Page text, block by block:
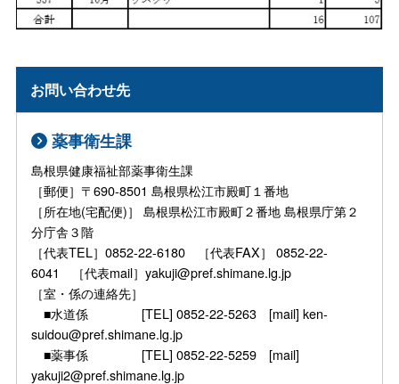
お問い合わせ先
薬事衛生課
島根県健康福祉部薬事衛生課
［郵便］〒690-8501 島根県松江市殿町１番地
［所在地(宅配便)］ 島根県松江市殿町２番地 島根県庁第２
分庁舎３階
［代表TEL］0852-22-6180 ［代表FAX］ 0852-22-
6041 ［代表mail］yakuji@pref.shimane.lg.jp
［室・係の連絡先］
■水道係 [TEL] 0852-22-5263 [mail] ken-
suidou@pref.shimane.lg.jp
■薬事係 [TEL] 0852-22-5259 [mail]
yakuji2@pref.shimane.lg.jp